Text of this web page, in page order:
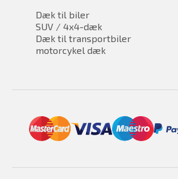
Dæk til biler
SUV / 4x4-dæk
Dæk til transportbiler
motorcykel dæk